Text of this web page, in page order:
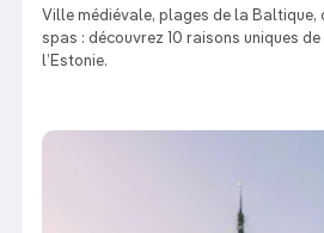
Ville médiévale, plages de la Baltique,
spas : découvrez 10 raisons uniques
l’Estonie.